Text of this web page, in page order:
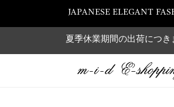
JAPANESE ELEGANT
夏季休業期間の出荷につき